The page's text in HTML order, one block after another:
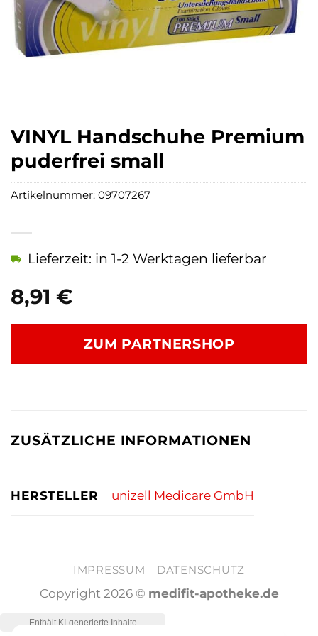
VINYL Handschuhe Premium
puderfrei small
8,91 €
Lieferzeit: in 1-2 Werktagen lieferbar
ZUM PARTNERSHOP
Artikelnummer: 09707267
ZUSÄTZLICHE INFORMATIONEN
HERSTELLER unizell Medicare GmbH
IMPRESSUM DATENSCHUTZ
Copyright 2026 © medifit-apotheke.de